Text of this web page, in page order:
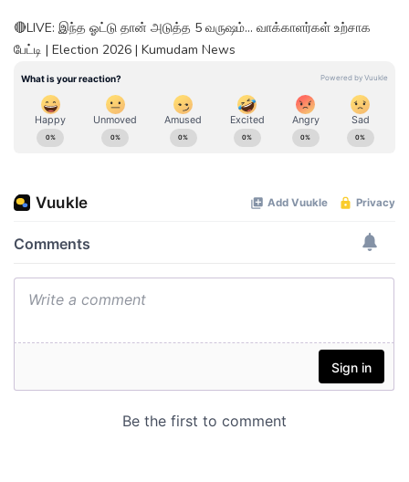
🔴LIVE: இந்த ஓட்டு தான் அடுத்த 5 வருஷம்... வாக்காளர்கள் உற்சாக
பேட்டி | Election 2026 | Kumudam News